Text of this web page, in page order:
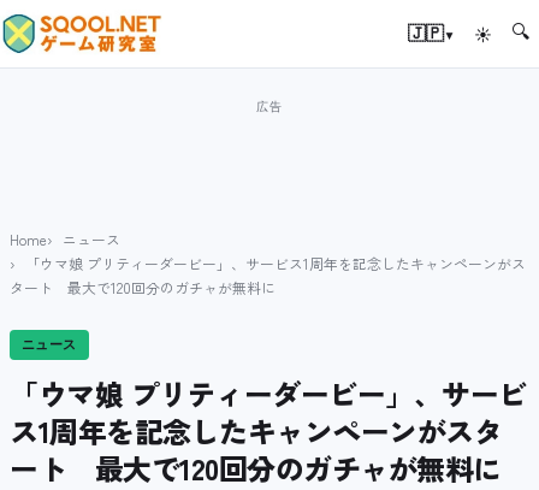
🇯🇵▾ ☀ 🔍
Home
ニュース
「ウマ娘 プリティーダービー」、サービス1周年を記念したキャンペーンがス
タート 最大で120回分のガチャが無料に
ニュース
「ウマ娘 プリティーダービー」、サービ
ス1周年を記念したキャンペーンがスタ
ート 最大で120回分のガチャが無料に